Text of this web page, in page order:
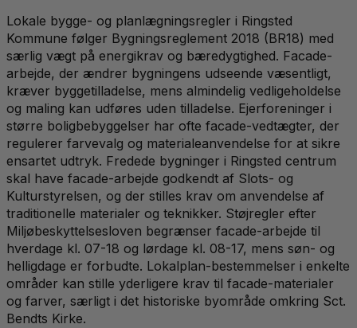
Lokale bygge- og planlægningsregler i Ringsted
Kommune følger Bygningsreglement 2018 (BR18) med
særlig vægt på energikrav og bæredygtighed. Facade-
arbejde, der ændrer bygningens udseende væsentligt,
kræver byggetilladelse, mens almindelig vedligeholdelse
og maling kan udføres uden tilladelse. Ejerforeninger i
større boligbebyggelser har ofte facade-vedtægter, der
regulerer farvevalg og materialeanvendelse for at sikre
ensartet udtryk. Fredede bygninger i Ringsted centrum
skal have facade-arbejde godkendt af Slots- og
Kulturstyrelsen, og der stilles krav om anvendelse af
traditionelle materialer og teknikker. Støjregler efter
Miljøbeskyttelsesloven begrænser facade-arbejde til
hverdage kl. 07-18 og lørdage kl. 08-17, mens søn- og
helligdage er forbudte. Lokalplan-bestemmelser i enkelte
områder kan stille yderligere krav til facade-materialer
og farver, særligt i det historiske byområde omkring Sct.
Bendts Kirke.